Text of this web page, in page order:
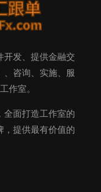
开发、提供金融交
咨询、实施、服
作室。
全面打造工作室的
，提供最有价值的